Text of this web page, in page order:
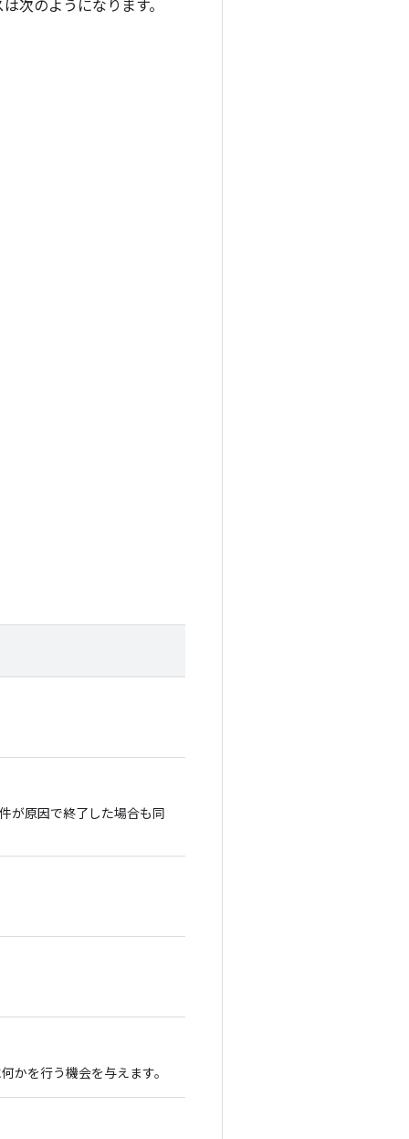
次のようになります。
が原因で終了した場合も同
かを行う機会を与えます。